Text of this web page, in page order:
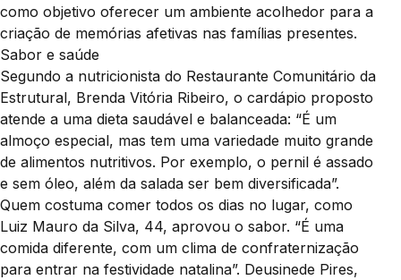
como objetivo oferecer um ambiente acolhedor para a
criação de memórias afetivas nas famílias presentes.
Sabor e saúde
Segundo a nutricionista do Restaurante Comunitário da
Estrutural, Brenda Vitória Ribeiro, o cardápio proposto
atende a uma dieta saudável e balanceada: “É um
almoço especial, mas tem uma variedade muito grande
de alimentos nutritivos. Por exemplo, o pernil é assado
e sem óleo, além da salada ser bem diversificada”.
Quem costuma comer todos os dias no lugar, como
Luiz Mauro da Silva, 44, aprovou o sabor. “É uma
comida diferente, com um clima de confraternização
para entrar na festividade natalina”. Deusinede Pires,